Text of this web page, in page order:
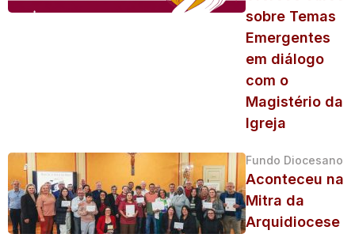
sobre Temas
Emergentes
em diálogo
com o
Magistério da
Igreja
Fundo Diocesano
Aconteceu na
Mitra da
Arquidiocese